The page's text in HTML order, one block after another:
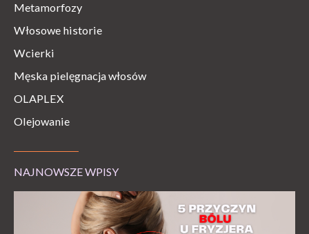
Metamorfozy
Włosowe historie
Wcierki
Męska pielęgnacja włosów
OLAPLEX
Olejowanie
NAJNOWSZE WPISY